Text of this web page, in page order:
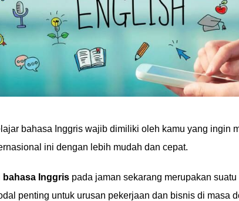
bahasa Inggris wajib dimiliki oleh kamu yang ingin
ini dengan lebih mudah dan cepat.
bahasa Inggris pada jaman sekarang merupakan suatu
penting untuk urusan pekerjaan dan bisnis di masa